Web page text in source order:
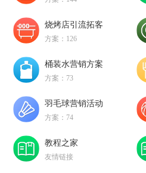
烧烤店引流拓客
方案：126
桶装水营销方案
方案：73
羽毛球营销活动
方案：74
教程之家
友情链接